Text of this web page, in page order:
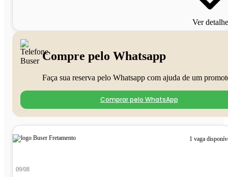
Ver
Compre pelo Whatsapp
Faça sua reserva pelo Whatsapp com ajuda de um
Comprar pelo WhatsApp
1 vaga
09/08